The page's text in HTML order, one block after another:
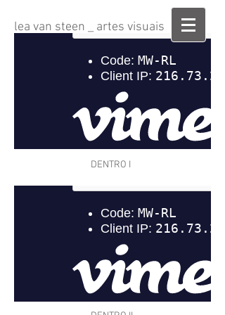
lea van steen _ artes visuais
DENTRO I